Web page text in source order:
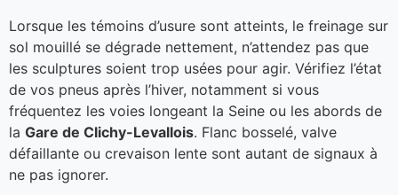
Lorsque les témoins d’usure sont atteints, le freinage sur
sol mouillé se dégrade nettement, n’attendez pas que
les sculptures soient trop usées pour agir. Vérifiez l’état
de vos pneus après l’hiver, notamment si vous
fréquentez les voies longeant la Seine ou les abords de
la Gare de Clichy-Levallois. Flanc bosselé, valve
défaillante ou crevaison lente sont autant de signaux à
ne pas ignorer.